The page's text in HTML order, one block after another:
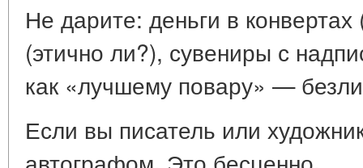
Не дарите: деньги в конвертах
(этично ли?), сувениры с
как «лучшему повару» —
Если вы писатель или